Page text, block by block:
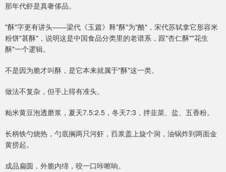
那年代虾是真奢侈品。
"酥"字更有讲头——梁代《玉篇》释"酥"为"酪"，宋代苏轼拿它形容米
粉饼"甚酥"，说明这是中国食品分类里的老谱系，跟"杏仁酥""花生
酥"一个逻辑。
不是因为脆才叫酥，是它本来就属于"酥"这一类。
做法不复杂，但手上得有准头。
籼米黄豆泡透磨浆，夏天7.5:2.5，冬天7:3，拌韭菜、盐、五香粉。
长柄铁勺烧热，勺底搁两只河虾，舀浆盖上旋个洞，油锅炸到两面金
黄捞起。
成品扁圆，外脆内绵，咬一口咔嚓响。